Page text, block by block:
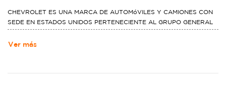
CHEVROLET ES UNA MARCA DE AUTOMóVILES Y CAMIONES CON
SEDE EN ESTADOS UNIDOS PERTENECIENTE AL GRUPO GENERAL
CRAPO DURANT EL 3 DE NOVIEMBRE DE 1911,2​ EN LOS ESTADOS
Ver más